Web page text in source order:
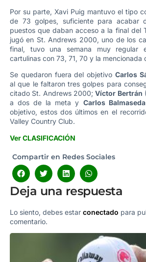
Por su parte, Xavi Puig mantuvo el tipo
de 73 golpes, suficiente para acabar
puestos que daban acceso a la final del
jugó en St. Andrews 2000, uno de los
final, tuvo una semana muy regular
cartulinas con 73, 71, 70 y la mencionada
Se quedaron fuera del objetivo Carlos
al que le faltaron tres golpes para
citado St. Andrews 2000;Víctor Bertrán
a dos de la meta y Carlos Balmaseda
objetivo, estos dos últimos en el
Valley Country Club.
Ver CLASIFICACIÓN
Compartir en Redes Sociales
Deja una respuesta
Lo siento, debes estar conectado para
comentario.